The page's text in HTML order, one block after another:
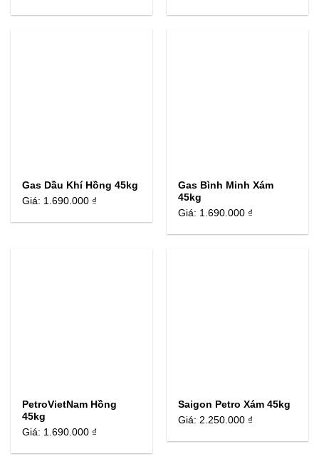
Gas Dầu Khí Hồng 45kg
Giá: 1.690.000 ₫
Gas Bình Minh Xám
45kg
Giá: 1.690.000 ₫
PetroVietNam Hồng
45kg
Giá: 1.690.000 ₫
Saigon Petro Xám 45kg
Giá: 2.250.000 ₫